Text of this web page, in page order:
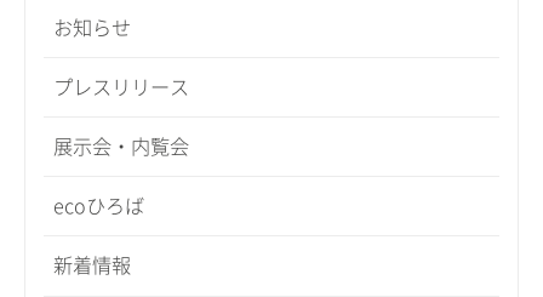
お知らせ
プレスリリース
展示会・内覧会
ecoひろば
新着情報